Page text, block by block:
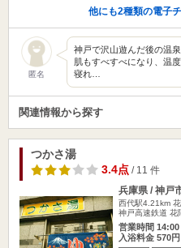
他にも2種類の電子
匿名
神戸で沢山遊んだ後の温
肌もすべすべになり、温
寝れ…
関連情報から探す
つかさ湯
3.4点/ 11 件
兵庫県 / 神戸
西代駅4.21km
神戸高速鉄道 花
営業時間
入浴料金 570円